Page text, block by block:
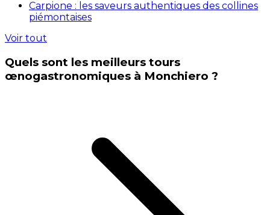
Carpione : les saveurs authentiques des collines
piémontaises
Voir tout
Quels sont les meilleurs tours
œnogastronomiques à Monchiero ?